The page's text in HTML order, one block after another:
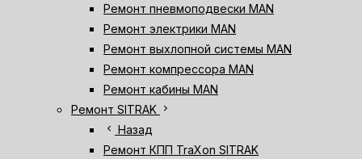
Ремонт пневмоподвески MAN
Ремонт электрики MAN
Ремонт выхлопной системы MAN
Ремонт компрессора MAN
Ремонт кабины MAN
Ремонт SITRAK chevron_right
chevron_left Назад
Ремонт КПП TraXon SITRAK